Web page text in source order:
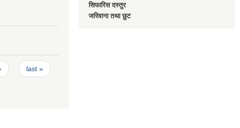
last »
सिफारिस दस्तुर
जरिवाना तथा छुट